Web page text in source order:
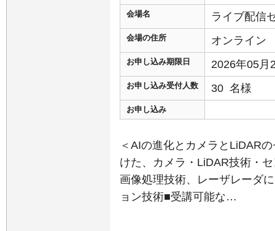
会場名 ライブ配信
会場の住所 オンライン
お申し込み期限日 2026年05月
お申し込み受付人数 30 名様
お申し込み
＜AIの進化とカメラとLiDAR
けた、カメラ・LiDAR技術・
画像処理技術、レーザレーダ
ョン技術■受講可能な…